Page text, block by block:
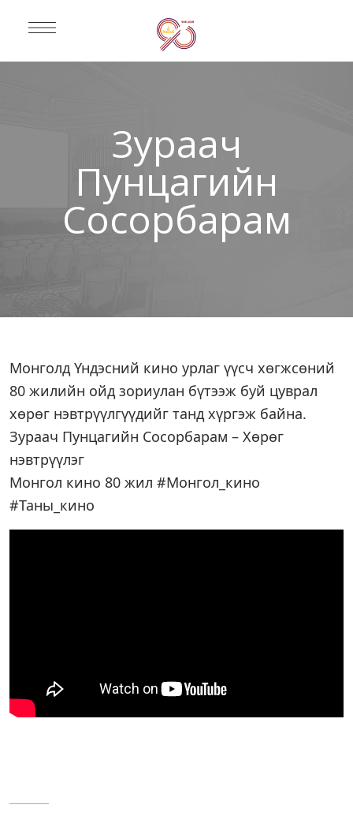
Зураач
Пунцагийн
Сосорбарам
Монголд Үндэсний кино урлаг үүсч хөгжсөний
80 жилийн ойд зориулан бүтээж буй цуврал
хөрөг нэвтрүүлгүүдийг танд хүргэж байна.
Зураач Пунцагийн Сосорбарам – Хөрөг
нэвтрүүлэг
Монгол кино 80 жил #Монгол_кино
#Таны_кино